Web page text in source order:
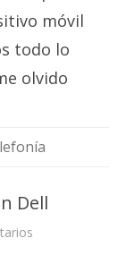
móvil
todo lo
olvido
Dell